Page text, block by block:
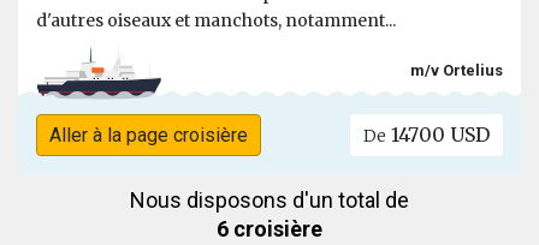
d'autres oiseaux et manchots, notamment...
m/v Ortelius
Aller à la page croisière De 14700 USD
Nous disposons d'un total de
6 croisière